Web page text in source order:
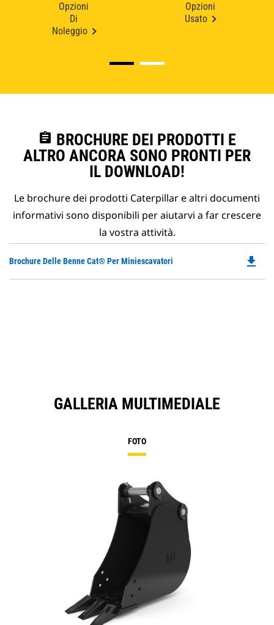
Opzioni
Di
Noleggio
Opzioni
Usato
assignment BROCHURE DEI PRODOTTI E
ALTRO ANCORA SONO PRONTI PER
IL DOWNLOAD!
Le brochure dei prodotti Caterpillar e altri documenti
informativi sono disponibili per aiutarvi a far crescere
la vostra attività.
Brochure Delle Benne Cat® Per Miniescavatori file_download
GALLERIA MULTIMEDIALE
FOTO